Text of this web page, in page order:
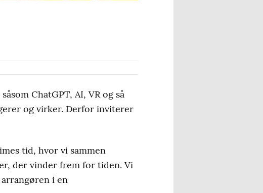
ChatGPT, AI, VR og så
og virker. Derfor inviterer
tid, hvor vi sammen
der vinder frem for tiden. Vi
i en